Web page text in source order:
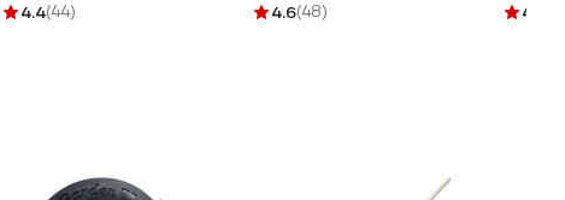
4.4(44)
4.6(48)
4.6